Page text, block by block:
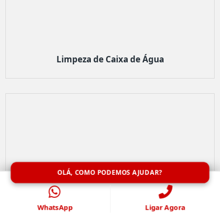
Limpeza de Caixa de Água
OLÁ, COMO PODEMOS AJUDAR?
WhatsApp Ligar Agora